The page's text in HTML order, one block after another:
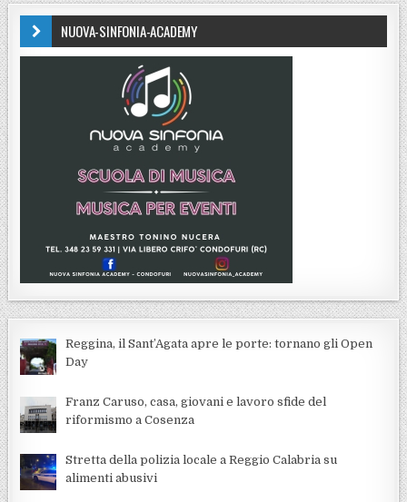
NUOVA-SINFONIA-ACADEMY
Reggina, il Sant’Agata apre le porte: tornano gli Open
Day
Franz Caruso, casa, giovani e lavoro sfide del
riformismo a Cosenza
Stretta della polizia locale a Reggio Calabria su
alimenti abusivi